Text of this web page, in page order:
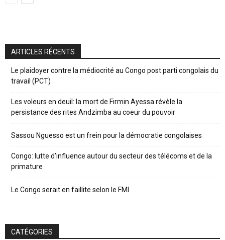
ARTICLES RÉCENTS
Le plaidoyer contre la médiocrité au Congo post parti congolais du
travail (PCT)
Les voleurs en deuil: la mort de Firmin Ayessa révèle la
persistance des rites Andzimba au coeur du pouvoir
Sassou Nguesso est un frein pour la démocratie congolaises
Congo: lutte d’influence autour du secteur des télécoms et de la
primature
Le Congo serait en faillite selon le FMI
CATÉGORIES